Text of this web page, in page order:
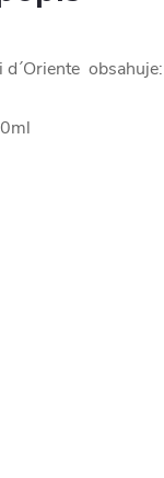
obsahuje: